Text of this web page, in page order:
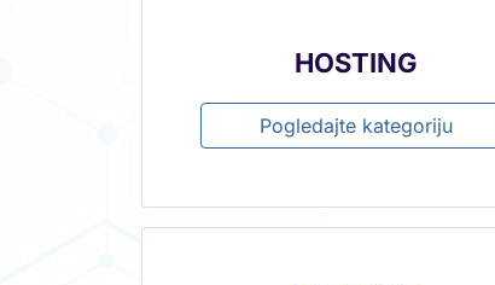
HOSTING
Pogledajte kategoriju